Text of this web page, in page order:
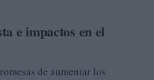
e impactos en el
de aumentar los